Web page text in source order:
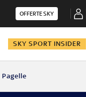
OFFERTE SKY
SKY SPORT INSIDER
Pagelle